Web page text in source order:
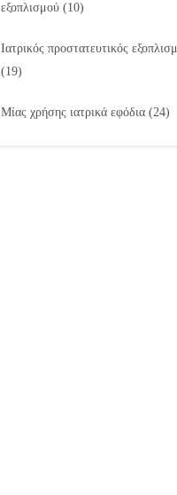
εξοπλισμού (10)
Ιατρικός προστατευτικός
(19)
Μίας χρήσης ιατρικά εφόδια (24)